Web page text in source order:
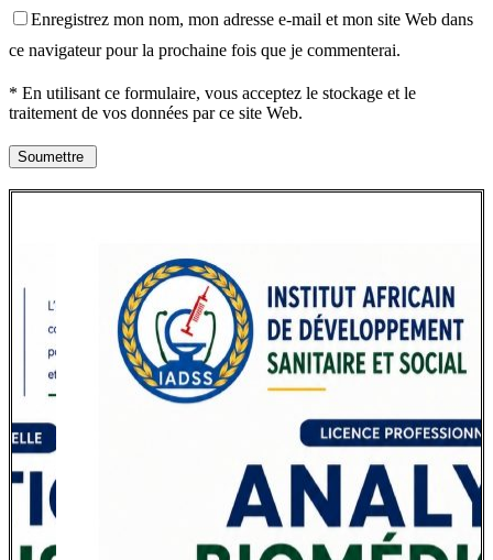
Enregistrez mon nom, mon adresse e-mail et mon site Web dans
ce navigateur pour la prochaine fois que je commenterai.
* En utilisant ce formulaire, vous acceptez le stockage et le
traitement de vos données par ce site Web.